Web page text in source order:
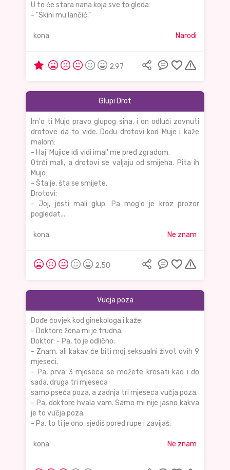
U to će stara nana koja sve to gleda:
- "Skini mu lančić."
kona Narodi
2,97
Glupi Drot
Im'o ti Mujo pravo glupog sina, i on odluči zovnuti
drotove da to vide. Dođu drotovi kod Muje i kaže
malom:
- Haj' Mujice idi vidi imal' me pred zgradom.
Otrči mali, a drotovi se valjaju od smijeha. Pita ih
Mujo:
- Šta je, šta se smijete.
Drotovi:
- Joj, jesti mali glup. Pa mog'o je kroz prozor
pogledat...
kona Ne znam
2,50
Vucja poza
Dođe čovjek kod ginekologa i kaže:
- Doktore žena mi je trudna.
Doktor: - Pa, to je odlično.
- Znam, ali kakav će biti moj seksualni život ovih 9
mjeseci.
- Pa, prva 3 mjeseca se možete kresati kao i do
sada, druga tri mjeseca
samo pseća poza, a zadnja tri mjeseca vučja poza.
- Pa, doktore hvala vam. Samo mi nije jasno kakva
je to vučja poza.
- Pa, to ti je ono, sjediš pored rupe i zavijaš.
kona Ne znam